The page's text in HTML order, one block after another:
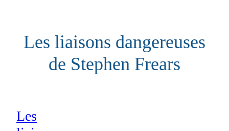
contenuLes liaisons dangereuses
de Stephen Frears
Les